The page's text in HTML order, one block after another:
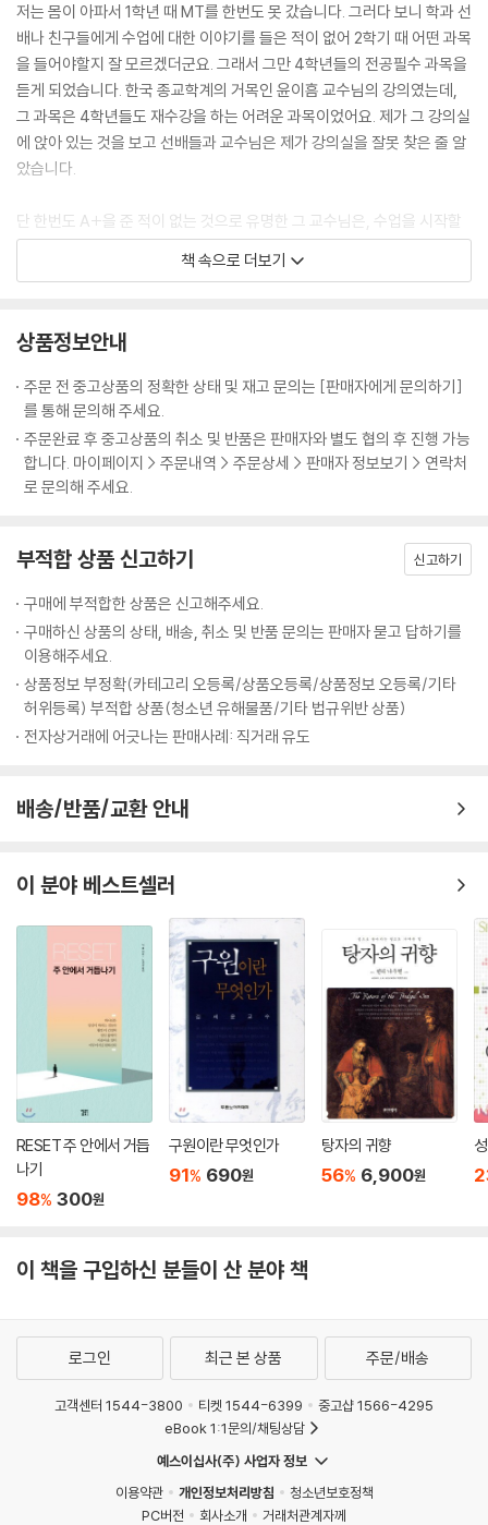
저는 몸이 아파서 1학년 때 MT를 한번도 못 갔습니다. 그러다 보니 학과 선
배나 친구들에게 수업에 대한 이야기를 들은 적이 없어 2학기 때 어떤 과목
을 들어야할지 잘 모르겠더군요. 그래서 그만 4학년들의 전공필수 과목을
듣게 되었습니다. 한국 종교학계의 거목인 윤이흠 교수님의 강의였는데,
그 과목은 4학년들도 재수강을 하는 어려운 과목이었어요. 제가 그 강의실
에 앉아 있는 것을 보고 선배들과 교수님은 제가 강의실을 잘못 찾은 줄 알
았습니다.
단 한번도 A+을 준 적이 없는 것으로 유명한 그 교수님은, 수업을 시작할
때 그 날 수업에서 핵심이 되는 문제를 물으셨습니다. 출석부를 보고 나이
가 많은 많은 학생부터 질문을 해서 답을 못하면 다음 사람에게 넘어가는
"하나님, 제가 이 수업을 잘할 수 있게 도와주세요."
처음 듣는 어려운 수업이니 저는 마음 속으로 기도를 할 수밖에요. 그러다
드디어 제가 대답해야 할 차계가 되었습니다. 저는 이 수업을 어떻게 하고,
어떤 식으로 개념을 정리할지 미리 생각하고 기도한 내용을 말씀드렸습니
을 못해서 또 제 차례가 되었어요. 예습하면서 생각했던 것을 교수님께 말
니다. 그 다음부터는 선배들도 1학년에게 질세라 예습을 많이 하기 시작했
습니다. (...)
--- pp 58~60
저는 공부할 때 공부하는 책 말고는 책상 위에서 다 치워요. 이것저것 많으
상에 안 둔답니다. 책상을 깨끗이 해보세요. 공부가 더 잘될 거예요.
책 속으로 더보기
상품정보안내
주문 전 중고상품의 정확한 상태 및 재고 문의는 [판매자에게 문의하기]
를 통해 문의해 주세요.
주문완료 후 중고상품의 취소 및 반품은 판매자와 별도 협의 후 진행 가능
합니다. 마이페이지 > 주문내역 > 주문상세 > 판매자 정보보기 > 연락처
로 문의해 주세요.
부적합 상품 신고하기 신고하기
구매에 부적합한 상품은 신고해주세요.
구매하신 상품의 상태, 배송, 취소 및 반품 문의는 판매자 묻고 답하기를
이용해주세요.
상품정보 부정확(카테고리 오등록/상품오등록/상품정보 오등록/기타
허위등록) 부적합 상품(청소년 유해물품/기타 법규위반 상품)
전자상거래에 어긋나는 판매사례: 직거래 유도
배송/반품/교환 안내
이 분야 베스트셀러
RESET 주 안에서 거듭
나기
98% 300원
구원이란 무엇인가
91% 690원
탕자의 귀향
56% 6,900원
이 책을 구입하신 분들이 산 분야 책
로그인 최근 본 상품 주문/배송
고객센터 1544-3800 티켓 1544-6399
중고샵 1566-4295
eBook 1:1문의/채팅상담
예스이십사(주) 사업자 정보
이용약관
개인정보처리방침
청소년보호정책
PC버전
회사소개 거래처관계자께